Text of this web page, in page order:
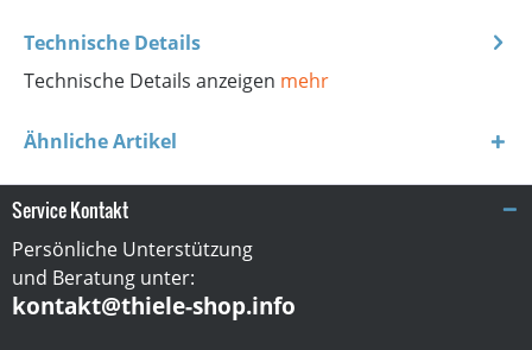
Technische Details
Technische Details anzeigen mehr
Ähnliche Artikel
Service Kontakt
Persönliche Unterstützung
und Beratung unter:
kontakt@thiele-shop.info